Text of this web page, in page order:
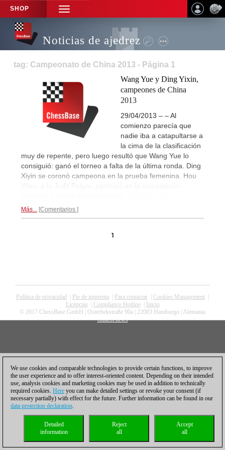
SHOP
TOGGLE
NAVIGATION
Noticias de ajedrez
tag: Campeonato de China 2013 - Página 1
Wang Yue y Ding Yixin,
campeones de China
2013
29/04/2013 – – Al
comienzo parecía que
nadie iba a catapultarse a
la cima de la clasificación
muy de repente, pero luego resultó que Wang Yue lo
consiguió: ganó el torneo a falta de la última ronda. Ding
Xiyin se coronó campeona en la prueba femenina. Hou
Yifan, a lo Judit Polgar, participó en la competición
Más... Comentarios
1
Política de privacidad Pie de imprenta Para contactar Cookies Management
Licencias
Compliance Hotline|
Inicio
© 2017 ChessBase GmbH | Osterbekstraße 90a | 22083 Hamburgo | Alemania
coldest news
We use cookies and comparable technologies to provide certain functions, to improve
the user experience and to offer interest-oriented content. Depending on their intended
use, analysis cookies and marketing cookies may be used in addition to technically
required cookies. Here you can make detailed settings or revoke your consent (if
necessary partially) with effect for the future. Further information can be found in our
data protection declaration.
Accept
all
Reject
all
Detailed
information